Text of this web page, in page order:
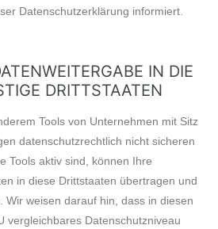
Datenschutzerklärung informiert.
IN DIE
DRITTSTAATEN
Tools von Unternehmen mit Sitz
datenschutzrechtlich nicht sicheren
Tools aktiv sind, können Ihre
in diese Drittstaaten übertragen und
Wir weisen darauf hin, dass in diesen
vergleichbares Datenschutzniveau